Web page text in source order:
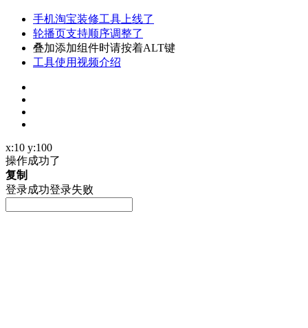
手机淘宝装修工具上线了
轮播页支持顺序调整了
叠加添加组件时请按着ALT键
工具使用视频介绍
x:10 y:100
操作成功了
复制
登录成功登录失败